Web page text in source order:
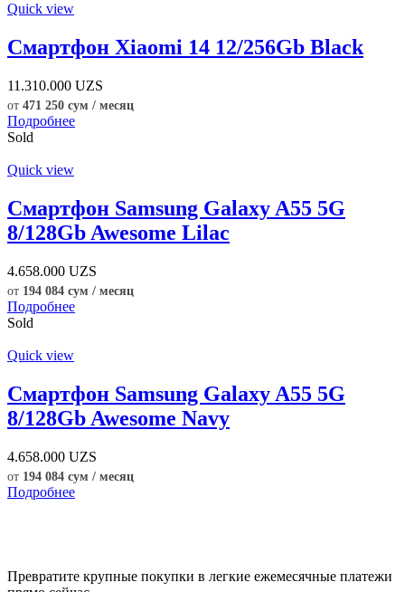
Quick view
Смартфон Xiaomi 14 12/256Gb Black
11.310.000 UZS
от 471 250 сум / месяц
Подробнее
Sold
Quick view
Смартфон Samsung Galaxy A55 5G
8/128Gb Awesome Lilac
4.658.000 UZS
от 194 084 сум / месяц
Подробнее
Sold
Quick view
Смартфон Samsung Galaxy A55 5G
8/128Gb Awesome Navy
4.658.000 UZS
от 194 084 сум / месяц
Подробнее
Превратите крупные покупки в легкие ежемесячные платежи